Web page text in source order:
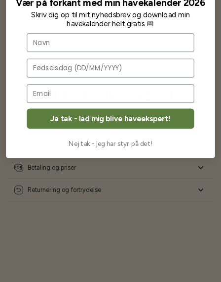
Ofte stillede spørgsmål
Levering og forsendelse
Frøkvalitet og garanti
Betaling og priser
Returnering og fortrydelse
Vær på forkant med min havekalender 2026
Skriv dig op til mit nyhedsbrev og download min
havekalender helt gratis 📅
Navn
Fødselsdag
Ja tak - lad mig blive haveekspert!
Nej tak - jeg har styr på det!